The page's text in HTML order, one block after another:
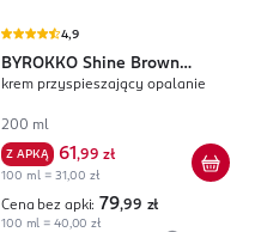
4,9
BYROKKO Shine Brown
Original
krem przyspieszający opalanie
200 ml
Z APKĄ 61 ,99 zł
100 ml = 31,00 zł
Cena bez apki: 79,99 zł
100 ml = 40,00 zł